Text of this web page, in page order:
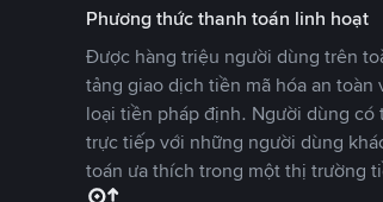
Phương thức thanh toán linh hoạt
Được hàng triệu người dùng trên
tảng giao dịch tiền mã hóa an
loại tiền pháp định. Người dùng có
trực tiếp với những người dùng
toán ưa thích trong một thị trường